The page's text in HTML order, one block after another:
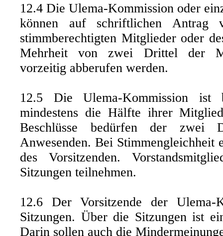
12.4 Die Ulema-Kommission oder
können auf schriftlichen
stimmberechtigten Mitglieder oder
Mehrheit von zwei Drittel der
vorzeitig abberufen werden.
12.5 Die Ulema-Kommission ist
mindestens die Hälfte ihrer
Beschlüsse bedürfen der zwei
Anwesenden. Bei Stimmengleichheit
des Vorsitzenden.
Sitzungen teilnehmen.
12.6 Der Vorsitzende der Ulema-
Sitzungen. Über die Sitzungen ist
Darin sollen auch die